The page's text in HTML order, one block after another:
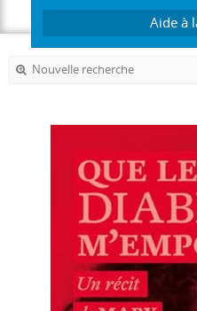
Aide à
Nouvelle recherche